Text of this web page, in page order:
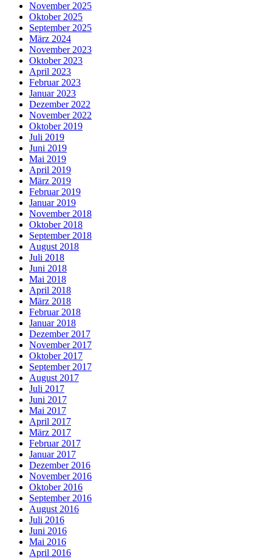
November 2025
Oktober 2025
September 2025
März 2024
November 2023
Oktober 2023
April 2023
Februar 2023
Januar 2023
Dezember 2022
November 2022
Oktober 2019
Juli 2019
Juni 2019
Mai 2019
April 2019
März 2019
Februar 2019
Januar 2019
November 2018
Oktober 2018
September 2018
August 2018
Juli 2018
Juni 2018
Mai 2018
April 2018
März 2018
Februar 2018
Januar 2018
Dezember 2017
November 2017
Oktober 2017
September 2017
August 2017
Juli 2017
Juni 2017
Mai 2017
April 2017
März 2017
Februar 2017
Januar 2017
Dezember 2016
November 2016
Oktober 2016
September 2016
August 2016
Juli 2016
Juni 2016
Mai 2016
April 2016